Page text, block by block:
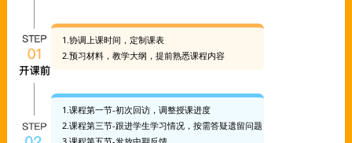
1.协调上课时间，定制课表
2.预习材料，教学大纲，提前熟悉课程内容
1.课程第一节-初次回访，调整授课进度
2.课程第三节-跟进学生学习情况，按需答疑遗留问题